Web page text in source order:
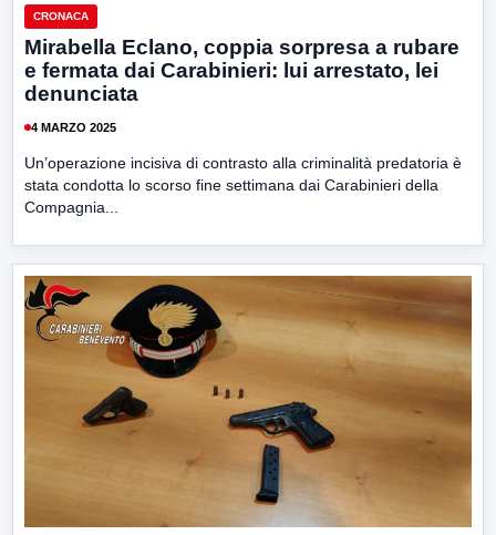
CRONACA
Mirabella Eclano, coppia sorpresa a rubare
e fermata dai Carabinieri: lui arrestato, lei
denunciata
4 MARZO 2025
Un’operazione incisiva di contrasto alla criminalità predatoria è
stata condotta lo scorso fine settimana dai Carabinieri della
Compagnia...